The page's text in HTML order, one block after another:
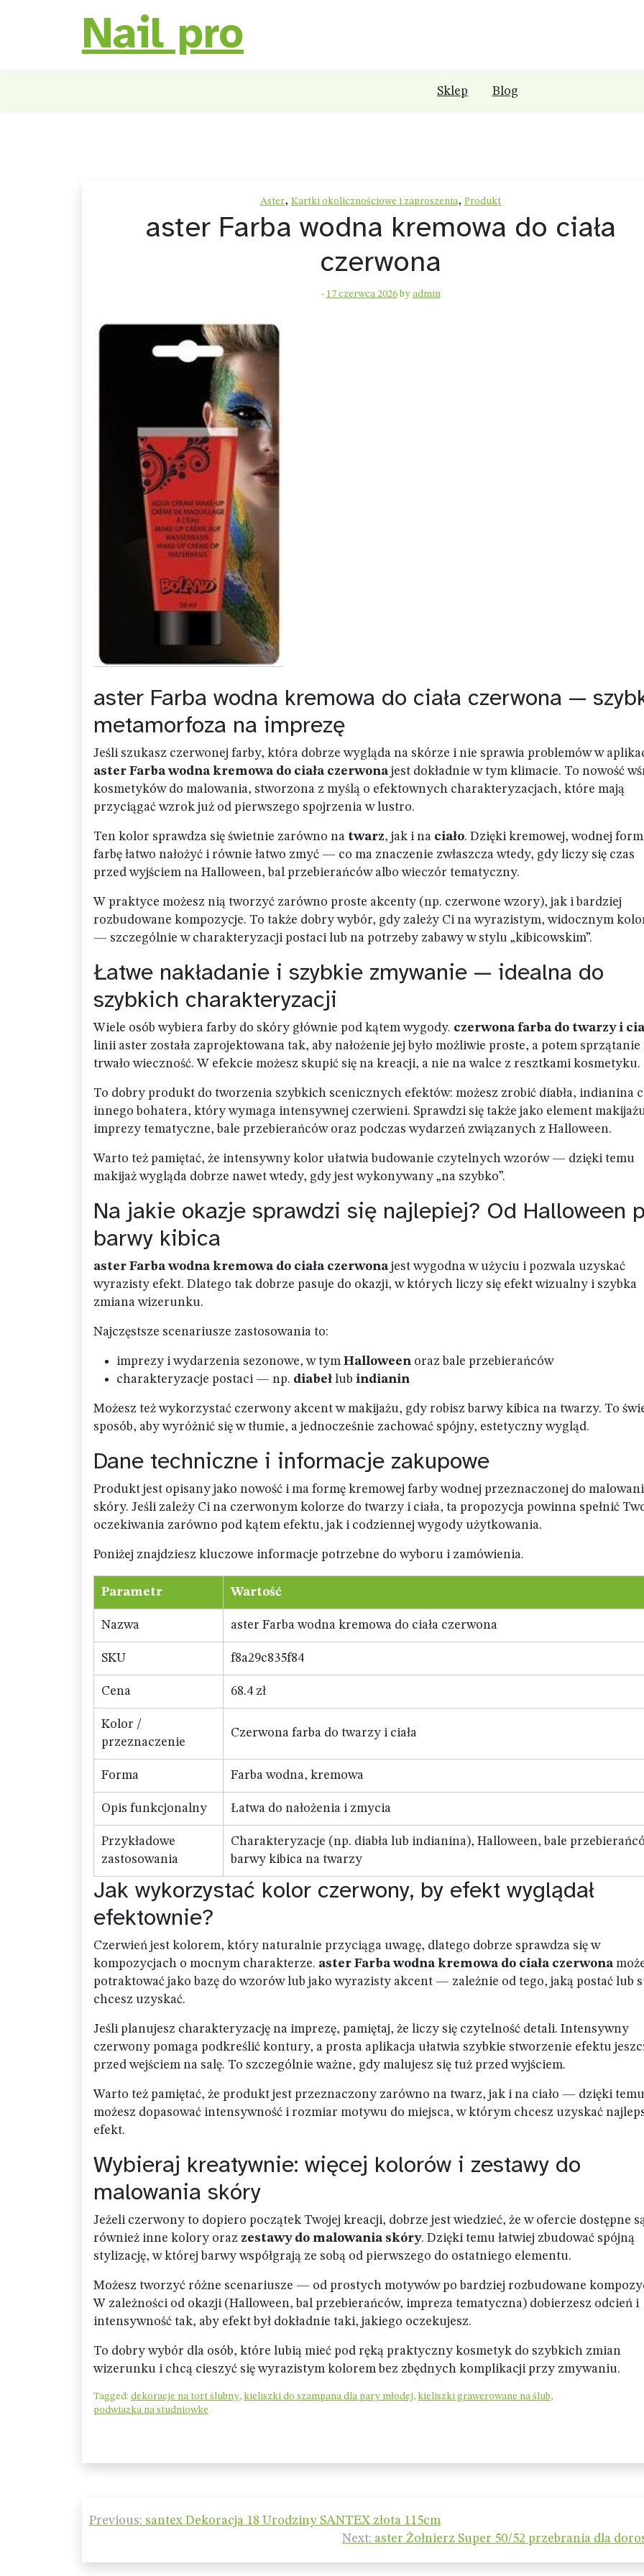
Nail pro
Sklep Blog
Aster, Kartki okolicznościowe i zaproszenia, Produkt
aster Farba wodna kremowa do ciała
czerwona
- 17 czerwca 2026by admin
aster Farba wodna kremowa do ciała czerwona —
metamorfoza na imprezę
Jeśli szukasz czerwonej farby, która dobrze wygląda na skórze i nie sprawia problemów w
aster Farba wodna kremowa do ciała czerwonajest dokładnie w tym klimacie. To nowość
kosmetyków do malowania, stworzona z myślą o efektownych charakteryzacjach, które mają
przyciągać wzrok już od pierwszego spojrzenia w lustro.
Ten kolor sprawdza się świetnie zarówno na twarz, jak i na ciało. Dzięki kremowej, wodnej
farbę łatwo nałożyć i równie łatwo zmyć — co ma znaczenie zwłaszcza wtedy, gdy liczy się czas
przed wyjściem na Halloween, bal przebierańców albo wieczór tematyczny.
W praktyce możesz nią tworzyć zarówno proste akcenty (np. czerwone wzory), jak i bardziej
rozbudowane kompozycje. To także dobry wybór, gdy zależy Ci na wyrazistym, widocznym
— szczególnie w charakteryzacji postaci lub na potrzeby zabawy w stylu „kibicowskim”.
Łatwe nakładanie i szybkie zmywanie — idealna do
szybkich charakteryzacji
Wiele osób wybiera farby do skóry głównie pod kątem wygody. czerwona farba do twarzy i
linii aster została zaprojektowana tak, aby nałożenie jej było możliwie proste, a potem sprzątanie
trwało wieczność. W efekcie możesz skupić się na kreacji, a nie na walce z resztkami kosmetyku.
To dobry produkt do tworzenia szybkich scenicznych efektów: możesz zrobić diabła, indianina
innego bohatera, który wymaga intensywnej czerwieni. Sprawdzi się także jako element
imprezy tematyczne, bale przebierańców oraz podczas wydarzeń związanych z Halloween.
Warto też pamiętać, że intensywny kolor ułatwia budowanie czytelnych wzorów — dzięki temu
makijaż wygląda dobrze nawet wtedy, gdy jest wykonywany „na szybko”.
Na jakie okazje sprawdzi się najlepiej? Od Halloween
barwy kibica
aster Farba wodna kremowa do ciała czerwonajest wygodna w użyciu i pozwala uzyskać
wyrazisty efekt. Dlatego tak dobrze pasuje do okazji, w których liczy się efekt wizualny i szybka
zmiana wizerunku.
Najczęstsze scenariusze zastosowania to:
imprezy i wydarzenia sezonowe, w tym Halloween oraz bale przebierańców
charakteryzacje postaci — np. diabeł lub indianin
Możesz też wykorzystać czerwony akcent w makijażu, gdy robisz barwy kibica na twarzy. To
sposób, aby wyróżnić się w tłumie, a jednocześnie zachować spójny, estetyczny wygląd.
Dane techniczne i informacje zakupowe
Produkt jest opisany jako nowość i ma formę kremowej farby wodnej przeznaczonej do
skóry. Jeśli zależy Ci na czerwonym kolorze do twarzy i ciała, ta propozycja powinna spełnić
oczekiwania zarówno pod kątem efektu, jak i codziennej wygody użytkowania.
Poniżej znajdziesz kluczowe informacje potrzebne do wyboru i zamówienia.
Parametr Wartość
Nazwa aster Farba wodna kremowa do ciała czerwona
SKU f8a29c835f84
Cena 68.4 zł
Kolor /
przeznaczenie
Czerwona farba do twarzy i ciała
Forma Farba wodna, kremowa
Opis funkcjonalny Łatwa do nałożenia i zmycia
Przykładowe
zastosowania
Charakteryzacje (np. diabła lub indianina), Halloween, bale
barwy kibica na twarzy
Jak wykorzystać kolor czerwony, by efekt wyglądał
efektownie?
Czerwień jest kolorem, który naturalnie przyciąga uwagę, dlatego dobrze sprawdza się w
kompozycjach o mocnym charakterze. aster Farba wodna kremowa do ciała czerwona
potraktować jako bazę do wzorów lub jako wyrazisty akcent — zależnie od tego, jaką postać lub
chcesz uzyskać.
Jeśli planujesz charakteryzację na imprezę, pamiętaj, że liczy się czytelność detali. Intensywny
czerwony pomaga podkreślić kontury, a prosta aplikacja ułatwia szybkie stworzenie efektu
przed wejściem na salę. To szczególnie ważne, gdy malujesz się tuż przed wyjściem.
Warto też pamiętać, że produkt jest przeznaczony zarówno na twarz, jak i na ciało — dzięki temu
możesz dopasować intensywność i rozmiar motywu do miejsca, w którym chcesz uzyskać
efekt.
Wybieraj kreatywnie: więcej kolorów i zestawy do
malowania skóry
Jeżeli czerwony to dopiero początek Twojej kreacji, dobrze jest wiedzieć, że w ofercie dostępne
również inne kolory oraz zestawy do malowania skóry. Dzięki temu łatwiej zbudować spójną
stylizację, w której barwy współgrają ze sobą od pierwszego do ostatniego elementu.
Możesz tworzyć różne scenariusze — od prostych motywów po bardziej rozbudowane
W zależności od okazji (Halloween, bal przebierańców, impreza tematyczna) dobierzesz odcień i
intensywność tak, aby efekt był dokładnie taki, jakiego oczekujesz.
To dobry wybór dla osób, które lubią mieć pod ręką praktyczny kosmetyk do szybkich zmian
wizerunku i chcą cieszyć się wyrazistym kolorem bez zbędnych komplikacji przy zmywaniu.
Tagged: dekoracje na tort ślubny, kieliszki do szampana dla pary młodej, kieliszki grawerowane na ślub,
podwiazka na studniowke
Nawigacja
Previous: santex Dekoracja 18 Urodziny SANTEX złota 115cm
Next: aster Żołnierz Super 50/52 przebrania dla